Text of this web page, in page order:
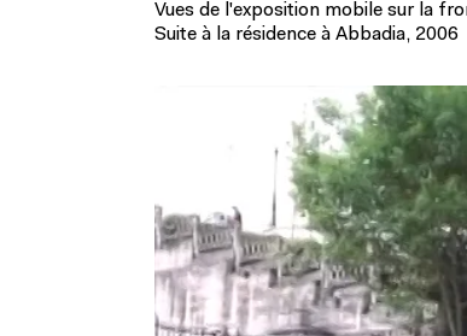
Vues de l'exposition mobile sur la
Suite à la résidence à Abbadia, 2006